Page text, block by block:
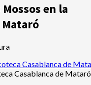
en la
Mataró
Casablanca de Mataró